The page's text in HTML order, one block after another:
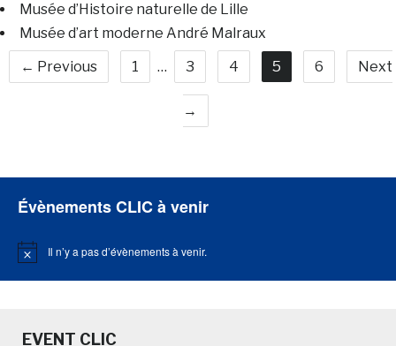
Musée d’Histoire naturelle de Lille
Musée d’art moderne André Malraux
← Previous
1 … 3 4 5 6 Next
→
Évènements CLIC à venir
Notice Il n’y a pas d’évènements à venir.
EVENT CLIC